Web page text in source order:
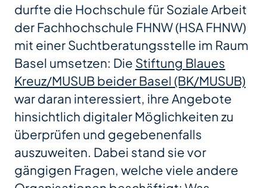
durfte die Hochschule für Soziale Arbeit
der Fachhochschule FHNW (HSA FHNW)
mit einer Suchtberatungsstelle im Raum
Basel umsetzen: Die Stiftung Blaues
Kreuz/MUSUB beider Basel (BK/MUSUB)
war daran interessiert, ihre Angebote
hinsichtlich digitaler Möglichkeiten zu
überprüfen und gegebenenfalls
auszuweiten. Dabei stand sie vor
gängigen Fragen, welche viele andere